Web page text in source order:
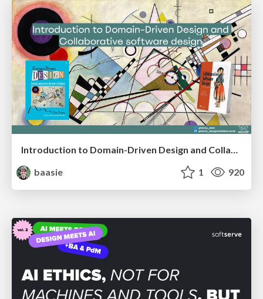
Introduction to Domain-Driven Design and Collaborative software design
baasie
1 920